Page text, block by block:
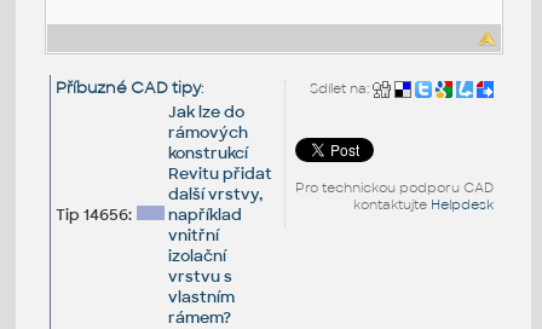
Sdílet na:
Pro technickou podporu CAD
kontaktujte Helpdesk
Příbuzné CAD tipy:
Tip 14656:
Jak lze do
rámových
konstrukcí
Revitu přidat
další vrstvy,
například
vnitřní
izolační
vrstvu s
vlastním
rámem?